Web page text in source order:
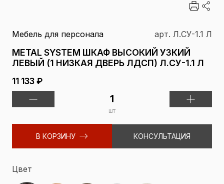
Мебель для персонала арт. Л.СУ-1.1 Л
METAL SYSTEM ШКАФ ВЫСОКИЙ УЗКИЙ
ЛЕВЫЙ (1 НИЗКАЯ ДВЕРЬ ЛДСП) Л.СУ-1.1 Л
11 133 ₽
шт
В КОРЗИНУ КОНСУЛЬТАЦИЯ
Цвет